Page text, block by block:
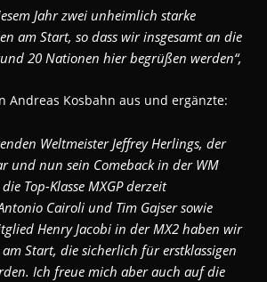
Jahr zwei unheimlich starke
am Start, so dass wir insgesamt an die
20 Nationen hier begrüßen werden“,
Andreas Kosbahn aus und ergänzte:
Weltmeister Jeffrey Herlings, der
und nun sein Comeback in der WM
Top-Klasse MXGP derzeit
Cairoli und Tim Gajser sowie
Henry Jacobi in der MX2 haben wir
Start, die sicherlich für erstklassigen
Ich freue mich aber auch auf die